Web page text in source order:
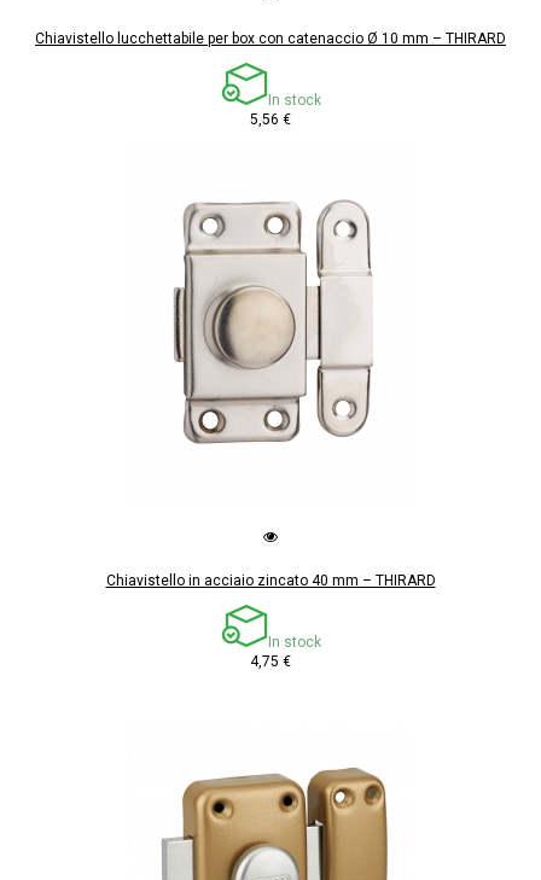
Chiavistello lucchettabile per box con catenaccio Ø 10 mm – THIRARD
In stock
5,56 €
Chiavistello in acciaio zincato 40 mm – THIRARD
In stock
4,75 €